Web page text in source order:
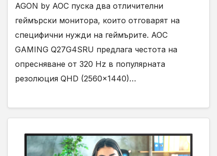
AGON by AOC пуска два отличителни
геймърски монитора, които отговарят на
специфични нужди на геймърите. AOC
GAMING Q27G4SRU предлага честота на
опресняване от 320 Hz в популярната
резолюция QHD (2560×1440)…